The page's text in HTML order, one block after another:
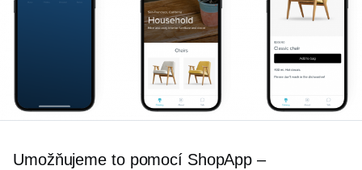
Umožňujeme to pomocí ShopApp –